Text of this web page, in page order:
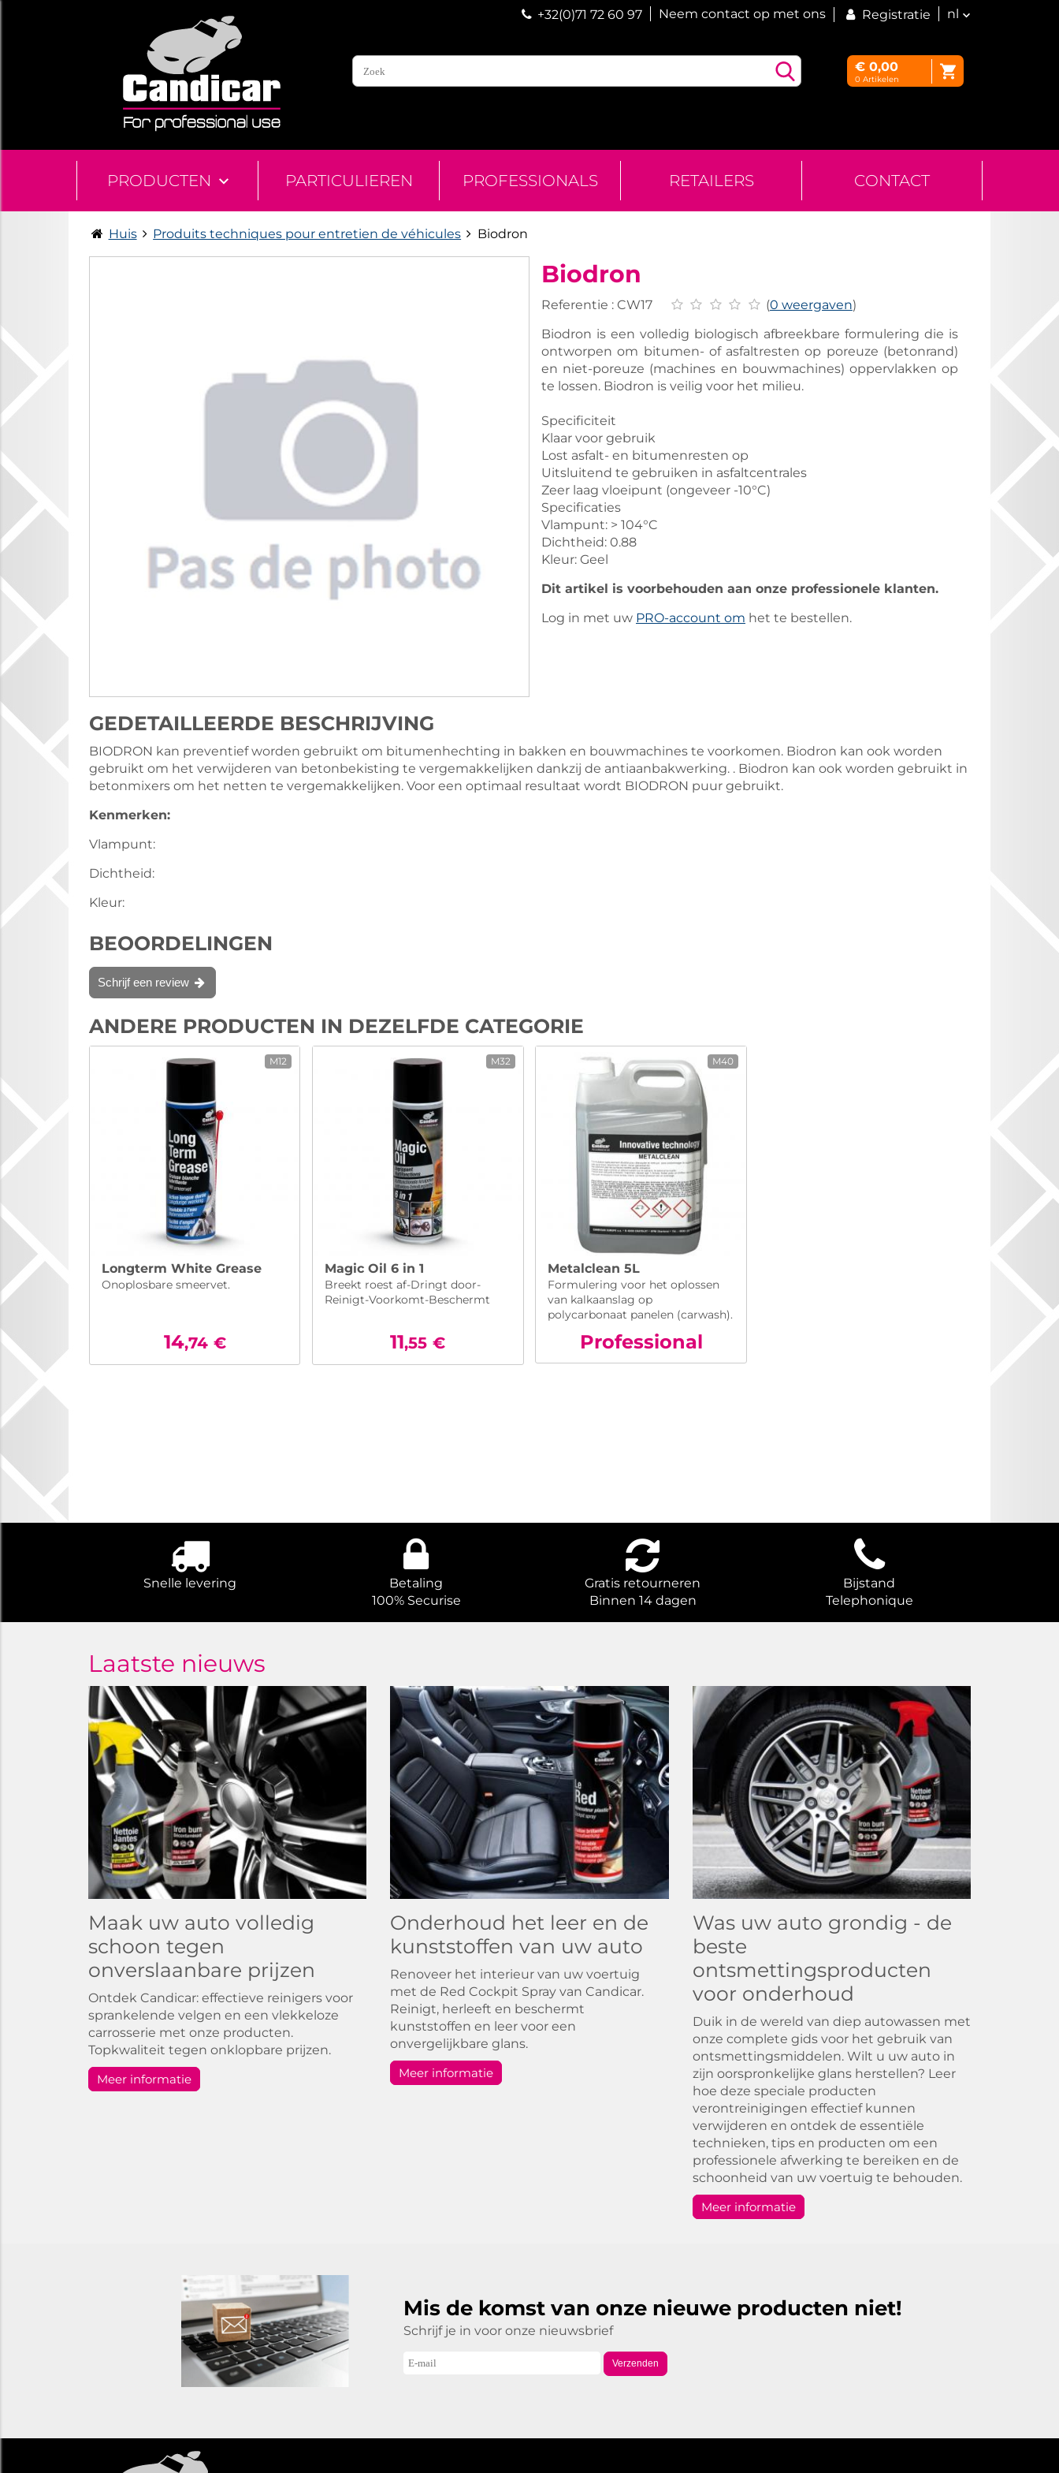
€ 0,00
0 Artikelen
nl
Registratie
Neem contact op met ons
+32(0)71 72 60 97
PRODUCTEN PARTICULIEREN PROFESSIONALS RETAILERS CONTACT
Huis Produits techniques pour entretien de véhicules Biodron
Biodron
Referentie : CW17 (0 weergaven)
Biodron is een volledig biologisch afbreekbare formulering die is
ontworpen om bitumen- of asfaltresten op poreuze (betonrand)
en niet-poreuze (machines en bouwmachines) oppervlakken op
te lossen. Biodron is veilig voor het milieu.
Specificiteit
Klaar voor gebruik
Lost asfalt- en bitumenresten op
Uitsluitend te gebruiken in asfaltcentrales
Zeer laag vloeipunt (ongeveer -10°C)
Specificaties
Vlampunt: > 104°C
Dichtheid: 0.88
Kleur: Geel
Dit artikel is voorbehouden aan onze professionele klanten.
Log in met uw PRO-account om het te bestellen.
GEDETAILLEERDE BESCHRIJVING
BIODRON kan preventief worden gebruikt om bitumenhechting in bakken en bouwmachines te voorkomen. Biodron kan ook worden
gebruikt om het verwijderen van betonbekisting te vergemakkelijken dankzij de antiaanbakwerking. . Biodron kan ook worden gebruikt in
betonmixers om het netten te vergemakkelijken. Voor een optimaal resultaat wordt BIODRON puur gebruikt.
Kenmerken:
Vlampunt:
Dichtheid:
Kleur:
BEOORDELINGEN
Schrijf een review
ANDERE PRODUCTEN IN DEZELFDE CATEGORIE
M12
Longterm White Grease
Onoplosbare smeervet.
14,74 €
M32
Magic Oil 6 in 1
Breekt roest af-Dringt door-
Reinigt-Voorkomt-Beschermt
11,55 €
M40
Metalclean 5L
Formulering voor het oplossen
van kalkaanslag op
polycarbonaat panelen (carwash).
Professional
Snelle levering
Betaling
100% Securise
Gratis retourneren
Binnen 14 dagen
Bijstand
Telephonique
Laatste nieuws
Maak uw auto volledig
schoon tegen
onverslaanbare prijzen
Ontdek Candicar: effectieve reinigers voor
sprankelende velgen en een vlekkeloze
carrosserie met onze producten.
Topkwaliteit tegen onklopbare prijzen.
Meer informatie
Onderhoud het leer en de
kunststoffen van uw auto
Renoveer het interieur van uw voertuig
met de Red Cockpit Spray van Candicar.
Reinigt, herleeft en beschermt
kunststoffen en leer voor een
onvergelijkbare glans.
Meer informatie
Was uw auto grondig - de
beste
ontsmettingsproducten
voor onderhoud
Duik in de wereld van diep autowassen met
onze complete gids voor het gebruik van
ontsmettingsmiddelen. Wilt u uw auto in
zijn oorspronkelijke glans herstellen? Leer
hoe deze speciale producten
verontreinigingen effectief kunnen
verwijderen en ontdek de essentiële
technieken, tips en producten om een
professionele afwerking te bereiken en de
schoonheid van uw voertuig te behouden.
Meer informatie
Mis de komst van onze nieuwe producten niet!
Schrijf je in voor onze nieuwsbrief
Verzenden